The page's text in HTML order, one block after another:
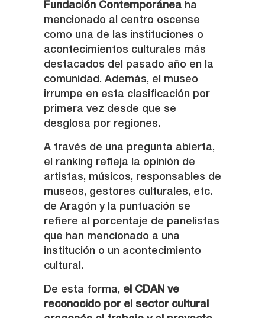
Fundación Contemporánea ha
mencionado al centro oscense
como una de las instituciones o
acontecimientos culturales más
destacados del pasado año en la
comunidad. Además, el museo
irrumpe en esta clasificación por
primera vez desde que se
desglosa por regiones.
A través de una pregunta abierta,
el ranking refleja la opinión de
artistas, músicos, responsables de
museos, gestores culturales, etc.
de Aragón y la puntuación se
refiere al porcentaje de panelistas
que han mencionado a una
institución o un acontecimiento
cultural.
De esta forma, el CDAN ve
reconocido por el sector cultural